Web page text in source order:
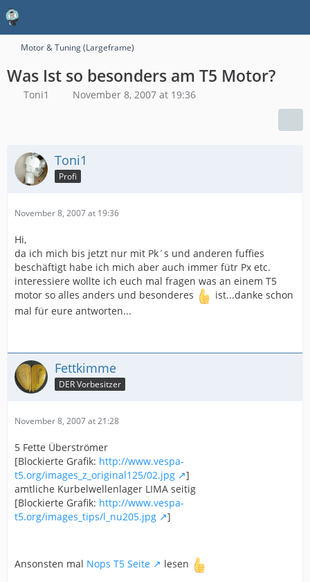
Motor & Tuning (Largeframe)
Was Ist so besonders am T5 Motor?
Toni1 November 8, 2007 at 19:36
Toni1
Profi
November 8, 2007 at 19:36
Hi,
da ich mich bis jetzt nur mit Pk´s und anderen fuffies
beschäftigt habe ich mich aber auch immer fütr Px etc.
interessiere wollte ich euch mal fragen was an einem T5
motor so alles anders und besonderes
ist...danke schon
mal für eure antworten...
Fettkimme
DER Vorbesitzer
November 8, 2007 at 21:28
5 Fette Überströmer
[Blockierte Grafik: http://www.vespa-
t5.org/images_z_original125/02.jpg
]
amtliche Kurbelwellenlager LIMA seitig
[Blockierte Grafik: http://www.vespa-
t5.org/images_tips/l_nu205.jpg
]
Ansonsten mal Nops T5 Seite
lesen